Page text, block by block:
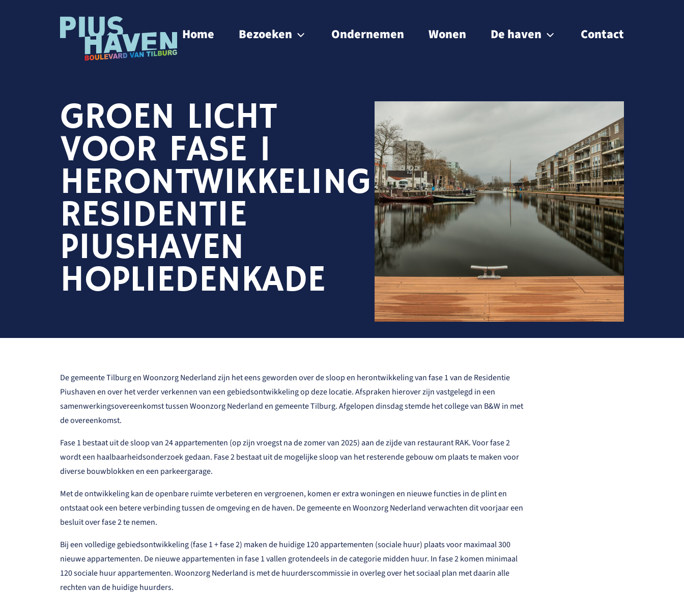
Home Bezoeken
Overnachten
Natuur
Winkelen
Cultuur & historie
Ondernemen Wonen De haven
BIZ
Contact
GROEN LICHT
VOOR FASE 1
HERONTWIKKELING
RESIDENTIE
PIUSHAVEN
HOPLIEDENKADE
De gemeente Tilburg en Woonzorg Nederland zijn het eens geworden over de sloop en herontwikkeling van fase 1 van de Residentie
Piushaven en over het verder verkennen van een gebiedsontwikkeling op deze locatie. Afspraken hierover zijn vastgelegd in een
samenwerkingsovereenkomst tussen Woonzorg Nederland en gemeente Tilburg. Afgelopen dinsdag stemde het college van B&W in met
de overeenkomst.
Fase 1 bestaat uit de sloop van 24 appartementen (op zijn vroegst na de zomer van 2025) aan de zijde van restaurant RAK. Voor fase 2
wordt een haalbaarheidsonderzoek gedaan. Fase 2 bestaat uit de mogelijke sloop van het resterende gebouw om plaats te maken voor
diverse bouwblokken en een parkeergarage.
Met de ontwikkeling kan de openbare ruimte verbeteren en vergroenen, komen er extra woningen en nieuwe functies in de plint en
ontstaat ook een betere verbinding tussen de omgeving en de haven. De gemeente en Woonzorg Nederland verwachten dit voorjaar een
besluit over fase 2 te nemen.
Bij een volledige gebiedsontwikkeling (fase 1 + fase 2) maken de huidige 120 appartementen (sociale huur) plaats voor maximaal 300
nieuwe appartementen. De nieuwe appartementen in fase 1 vallen grotendeels in de categorie midden huur. In fase 2 komen minimaal
120 sociale huur appartementen. Woonzorg Nederland is met de huurderscommissie in overleg over het sociaal plan met daarin alle
rechten van de huidige huurders.